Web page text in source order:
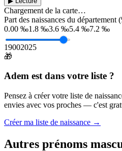
Chargement de la carte…
Part des naissances du
0.00 ‰1.8 ‰3.6 ‰5.4 ‰7.2 ‰
19002025
🎁
Adem est dans votre liste ?
Pensez à créer votre liste de
envies avec vos proches — c'est
Créer ma liste de naissance →
Autres prénoms